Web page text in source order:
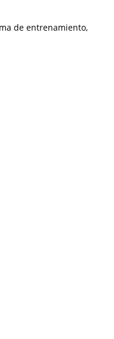
de entrenamiento,